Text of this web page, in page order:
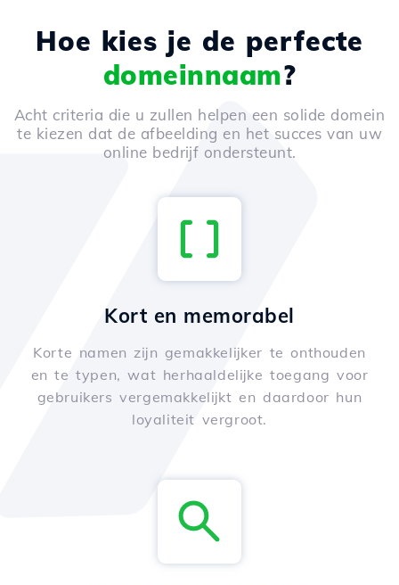
Hoe kies je de perfecte
domeinnaam?
Acht criteria die u zullen helpen een solide domein
te kiezen dat de afbeelding en het succes van uw
online bedrijf ondersteunt.
Kort en memorabel
Korte namen zijn gemakkelijker te onthouden
en te typen, wat herhaaldelijke toegang voor
gebruikers vergemakkelijkt en daardoor hun
loyaliteit vergroot.